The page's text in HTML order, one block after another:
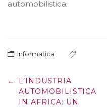
automobilistica.
Informatica
Post
navigation
←
L’INDUSTRIA
AUTOMOBILISTICA
IN AFRICA: UN